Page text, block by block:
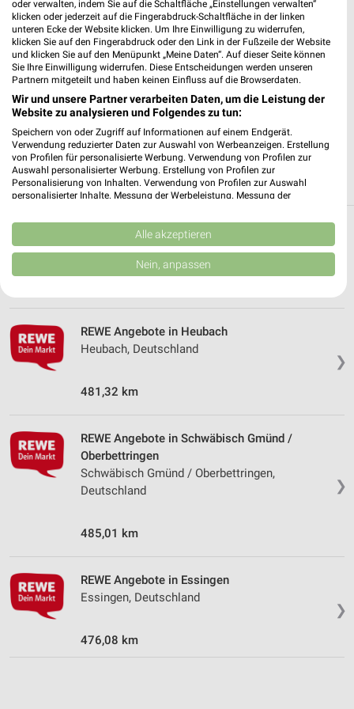
✔Standortgenaue Angebote
✔Folge deinem Lieblingshändler
✔Push-Benachrichtigungen bei neuen Prospekten
✔Einkaufsliste - Einkauf stressfrei planen
JETZT LADEN UND SPAREN!
Weitere REWE Geschäfte mit Angeboten in
und um Böbingen (Rems)
❯
REWE Angebote in Heubach
Heubach, Deutschland
481,32 km
❯
REWE Angebote in Schwäbisch Gmünd /
Oberbettringen
Schwäbisch Gmünd / Oberbettringen,
Deutschland
485,01 km
❯
REWE Angebote in Essingen
Essingen, Deutschland
476,08 km
oder verwalten, indem Sie auf die Schaltfläche „Einstellungen verwalten“
klicken oder jederzeit auf die Fingerabdruck-Schaltfläche in der linken
unteren Ecke der Website klicken. Um Ihre Einwilligung zu widerrufen,
klicken Sie auf den Fingerabdruck oder den Link in der Fußzeile der Website
und klicken Sie auf den Menüpunkt „Meine Daten“. Auf dieser Seite können
Sie Ihre Einwilligung widerrufen. Diese Entscheidungen werden unseren
Partnern mitgeteilt und haben keinen Einfluss auf die Browserdaten.
Wir und unsere Partner verarbeiten Daten, um die Leistung der
Website zu analysieren und Folgendes zu tun:
Speichern von oder Zugriff auf Informationen auf einem Endgerät.
Verwendung reduzierter Daten zur Auswahl von Werbeanzeigen. Erstellung
von Profilen für personalisierte Werbung. Verwendung von Profilen zur
Auswahl personalisierter Werbung. Erstellung von Profilen zur
Personalisierung von Inhalten. Verwendung von Profilen zur Auswahl
personalisierter Inhalte. Messung der Werbeleistung. Messung der
Kombinationen von Daten aus verschiedenen Quellen. Entwicklung und
Verbesserung der Angebote. Verwendung reduzierter Daten zur Auswahl
von Inhalten.
Daten können außerhalb der Europäischen Union weitergegeben und in die
USA gesendet werden.
Website/App.
Partnerliste anzeigen (1 IAB-Anbieter)
Wir nutzen Ihre Daten für folgende Zwecke:
IAB-Verarbeitungszwecke:
Speichern von oder Zugriff auf Informationen
auf einem Endgerät
Verwendung reduzierter Daten zur Auswahl von
Werbeanzeigen
Erstellung von Profilen für personalisierte
personalisierter Werbung
von Inhalten
Verwendung von Profilen zur Auswahl
Alle akzeptieren
Nein, anpassen